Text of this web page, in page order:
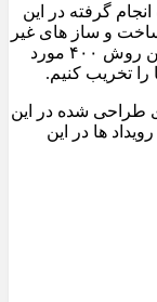
گرفته در این
ساخت و ساز های غیر
مجاز است که در این راستا توانستیم با انجام این روش ۴۰۰ مورد
تخریب کنیم.
طراحی شده در این
ها در این